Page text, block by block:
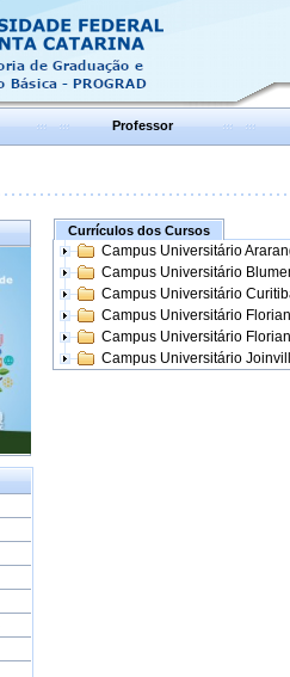
Professor
Currículos dos Cursos
Campus Universitário
Campus Universitário
Campus Universitário
Campus Universitário
Campus Universitário
Campus Universitário